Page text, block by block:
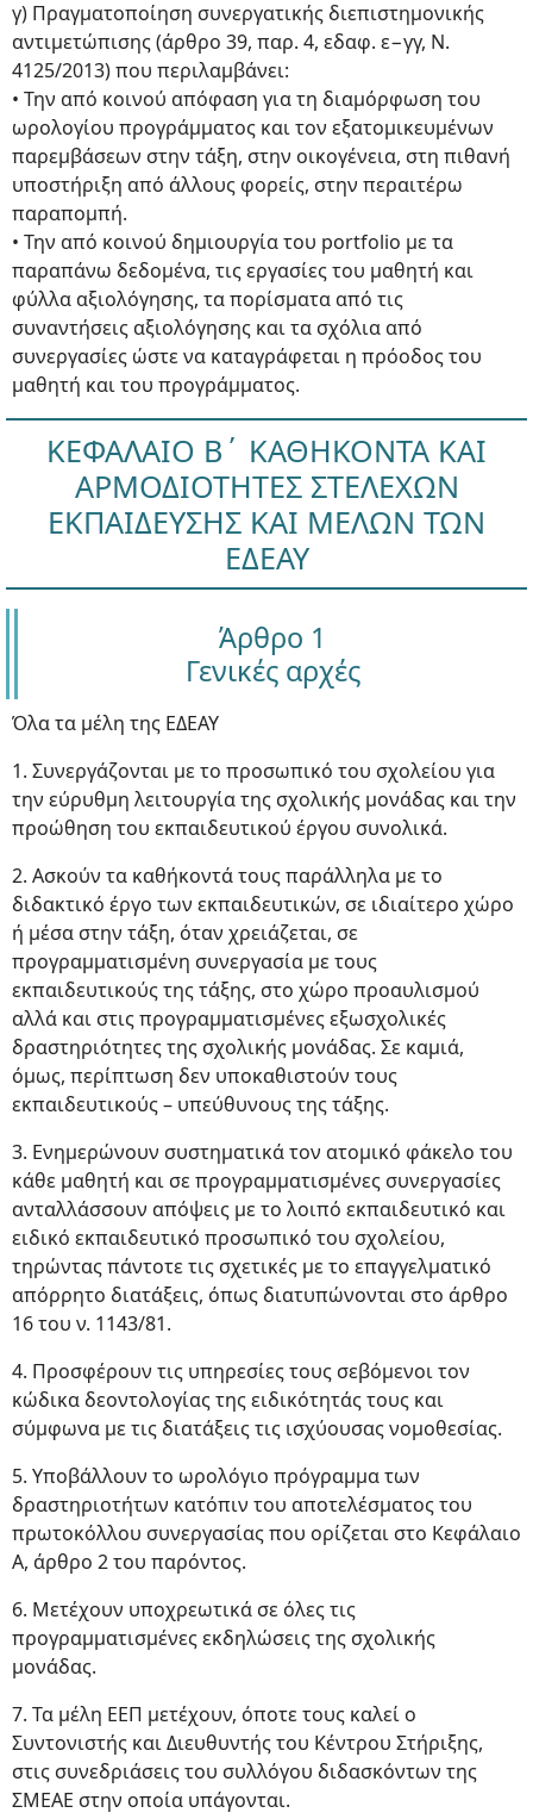
γ) Πραγματοποίηση συνεργατικής διεπιστημονικής
αντιμετώπισης (άρθρο 39, παρ. 4, εδαφ. ε−γγ, Ν.
4125/2013) που περιλαμβάνει:
• Την από κοινού απόφαση για τη διαμόρφωση του
ωρολογίου προγράμματος και τον εξατομικευμένων
παρεμβάσεων στην τάξη, στην οικογένεια, στη πιθανή
υποστήριξη από άλλους φορείς, στην περαιτέρω
παραπομπή.
• Την από κοινού δημιουργία του portfolio με τα
παραπάνω δεδομένα, τις εργασίες του μαθητή και
φύλλα αξιολόγησης, τα πορίσματα από τις
συναντήσεις αξιολόγησης και τα σχόλια από
συνεργασίες ώστε να καταγράφεται η πρόοδος του
μαθητή και του προγράμματος.
ΚΕΦΑΛΑΙΟ Β΄ ΚΑΘΗΚΟΝΤΑ ΚΑΙ
ΑΡΜΟΔΙΟΤΗΤΕΣ ΣΤΕΛΕΧΩΝ
ΕΚΠΑΙΔΕΥΣΗΣ ΚΑΙ ΜΕΛΩΝ ΤΩΝ
ΕΔΕΑΥ
Άρθρο 1
Γενικές αρχές
Όλα τα μέλη της ΕΔΕΑΥ
1. Συνεργάζονται με το προσωπικό του σχολείου για
την εύρυθμη λειτουργία της σχολικής μονάδας και την
προώθηση του εκπαιδευτικού έργου συνολικά.
2. Ασκούν τα καθήκοντά τους παράλληλα με το
διδακτικό έργο των εκπαιδευτικών, σε ιδιαίτερο χώρο
ή μέσα στην τάξη, όταν χρειάζεται, σε
προγραμματισμένη συνεργασία με τους
εκπαιδευτικούς της τάξης, στο χώρο προαυλισμού
αλλά και στις προγραμματισμένες εξωσχολικές
δραστηριότητες της σχολικής μονάδας. Σε καμιά,
όμως, περίπτωση δεν υποκαθιστούν τους
εκπαιδευτικούς – υπεύθυνους της τάξης.
3. Ενημερώνουν συστηματικά τον ατομικό φάκελο του
κάθε μαθητή και σε προγραμματισμένες συνεργασίες
ανταλλάσσουν απόψεις με το λοιπό εκπαιδευτικό και
ειδικό εκπαιδευτικό προσωπικό του σχολείου,
τηρώντας πάντοτε τις σχετικές με το επαγγελματικό
απόρρητο διατάξεις, όπως διατυπώνονται στο άρθρο
16 του ν. 1143/81.
4. Προσφέρουν τις υπηρεσίες τους σεβόμενοι τον
κώδικα δεοντολογίας της ειδικότητάς τους και
σύμφωνα με τις διατάξεις τις ισχύουσας νομοθεσίας.
5. Υποβάλλουν το ωρολόγιο πρόγραμμα των
δραστηριοτήτων κατόπιν του αποτελέσματος του
πρωτοκόλλου συνεργασίας που ορίζεται στο Κεφάλαιο
Α, άρθρο 2 του παρόντος.
6. Μετέχουν υποχρεωτικά σε όλες τις
προγραμματισμένες εκδηλώσεις της σχολικής
μονάδας.
7. Τα μέλη ΕΕΠ μετέχουν, όποτε τους καλεί ο
Συντονιστής και Διευθυντής του Κέντρου Στήριξης,
στις συνεδριάσεις του συλλόγου διδασκόντων της
ΣΜΕΑΕ στην οποία υπάγονται.